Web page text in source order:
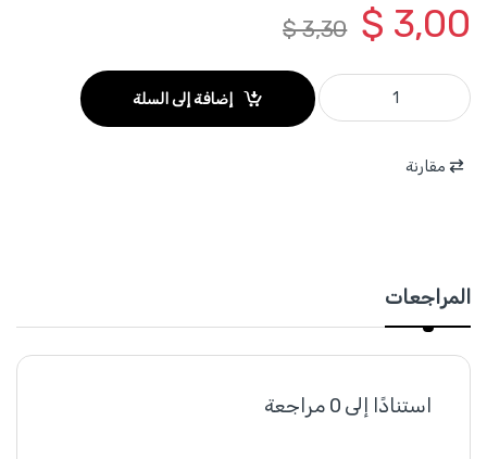
$ 3,00
$3,30
WRW2214 - مفتاح طقطاق 1/4 انش قصير جدا طول 85 مم ماركة WADFOW quantity
إضافة إلى السلة
مقارنة
المراجعات
استنادًا إلى 0 مراجعة